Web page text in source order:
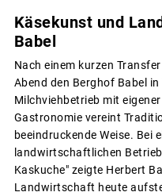
Käsekunst und
Babel
Nach einem kurzen
Abend den Berghof Babel
Milchviehbetrieb mit
Gastronomie vereint
beeindruckende Weise. Bei
landwirtschaftlichen
Kaskuche" zeigte Herbert
Landwirtschaft heute